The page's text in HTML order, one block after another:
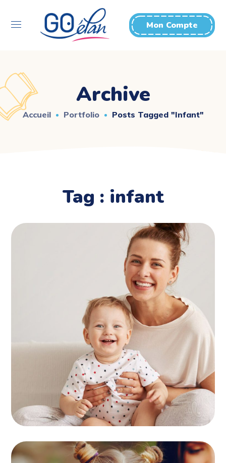
Mon Compte
Archive
Accueil Portfolio Posts Tagged "infant"
Tag : infant
Sorties
MOTRICITÉ FINE